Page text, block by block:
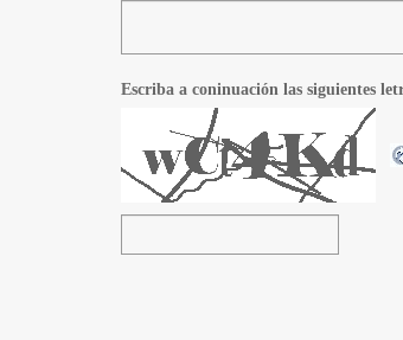
Escriba a coninuación las siguientes